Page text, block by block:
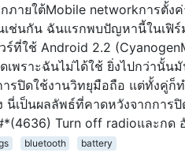
ภายใต้Mobile networkการตั้
เช่นกัน ฉันแรกพบปัญหานี้ในเฟิ
ที่ใช้ Android 2.2
พราะฉันไม่ได้ใช้ ยิ่งไปกว่านั้น
รปิดใช้งานวิทยุมือถือ แต่ทั้งคู่ก็
นี่เป็นผลลัพธ์ที่คาดหวังจากกา
Turn off radioและกด
bluetooth battery